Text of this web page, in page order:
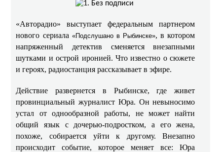
«Авторадио» выступает федеральным партнером
нового сериала «Подслушано в Рыбинске», в котором
напряженный детектив сменяется внезапными
шутками и острой иронией. Что известно о сюжете
и героях, радиостанция рассказывает в эфире.
Действие развернется в Рыбинске, где живет
провинциальный журналист Юра. Он невыносимо
устал от однообразной работы, не может найти
общий язык с дочерью-подростком, а его жена,
похоже, собирается уйти к другому. Внезапно
происходит событие, которое меняет все: Юра